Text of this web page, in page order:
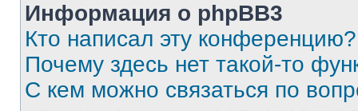
Информация о phpBB3
Кто написал эту конференцию?
Почему здесь нет такой-то
С кем можно связаться по